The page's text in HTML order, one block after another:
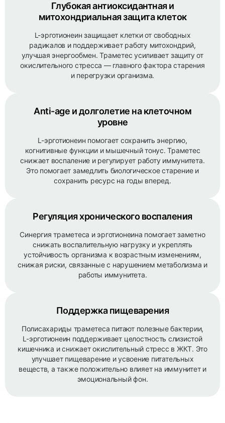
Глубокая антиоксидантная и
митохондриальная защита клеток
L-эрготионеин защищает клетки от свободных
радикалов и поддерживает работу митохондрий,
улучшая энергообмен. Траметес усиливает защиту от
окислительного стресса — главного фактора старения
и перегрузки организма.
Anti-age и долголетие на клеточном
уровне
L-эрготионеин помогает сохранить энергию,
когнитивные функции и мышечный тонус. Траметес
снижает воспаление и регулирует работу иммунитета.
Это помогает замедлить биологическое старение и
сохранить ресурс на годы вперед.
Регуляция хронического воспаления
Синергия траметеса и эрготионеина помогает заметно
снижать воспалительную нагрузку и укреплять
устойчивость организма к возрастным изменениям,
снижая риски, связанные с нарушением метаболизма и
работы иммунитета.
Поддержка пищеварения
Полисахариды траметеса питают полезные бактерии,
L-эрготионеин поддерживает целостность слизистой
кишечника и снижает окислительный стресс в ЖКТ. Это
улучшает пищеварение и усвоение питательных
веществ, а также положительно влияет на иммунитет и
эмоциональный фон.